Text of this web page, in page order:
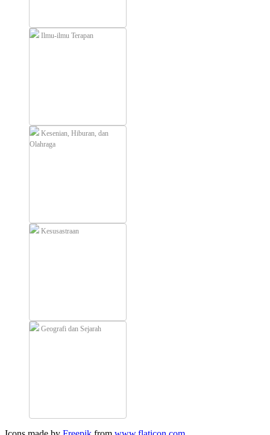
Ilmu-ilmu Terapan
Kesenian, Hiburan, dan
Olahraga
Kesusastraan
Geografi dan Sejarah